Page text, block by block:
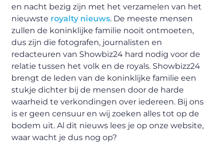
en nacht bezig zijn met het verzamelen van het
nieuwste royalty nieuws. De meeste mensen
zullen de koninklijke familie nooit ontmoeten,
dus zijn die fotografen, journalisten en
redacteuren van Showbiz24 hard nodig voor de
relatie tussen het volk en de royals. Showbizz24
brengt de leden van de koninklijke familie een
stukje dichter bij de mensen door de harde
waarheid te verkondingen over iedereen. Bij ons
is er geen censuur en wij zoeken alles tot op de
bodem uit. Al dit nieuws lees je op onze website,
waar wacht je dus nog op?